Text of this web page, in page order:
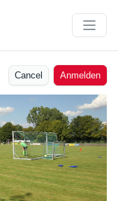
Cancel Anmelden